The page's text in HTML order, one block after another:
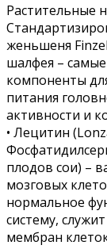
Растительные
женьшеня
шалфея –
компоненты
питания
активности и
• Лецитин
плодов сои) –
мозговых
нормальное
систему,
мембран